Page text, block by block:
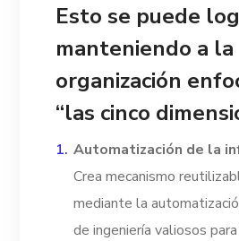
Esto se puede
manteniendo a la
organización
“las cinco
Automatización de la
Crea mecanismo
mediante la
de ingeniería valiosos